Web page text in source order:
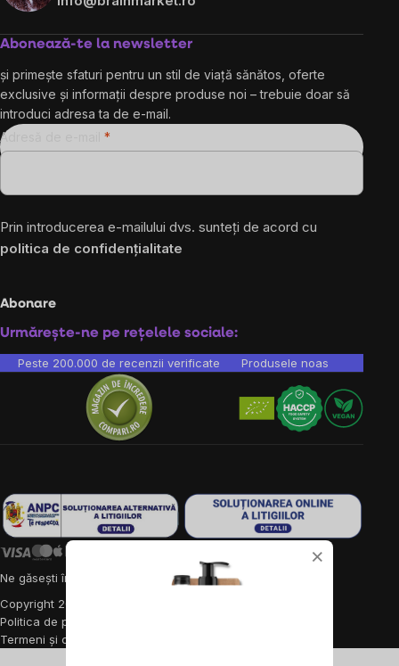
Abonează-te la newsletter
și primește sfaturi pentru un stil de viață sănătos, oferte
exclusive și informații despre produse noi – trebuie doar să
introduci adresa ta de e-mail.
Adresă de e-mail
Prin introducerea e-mailului dvs. sunteți de acord cu
politica de confidențialitate
Abonare
Urmărește-ne pe rețelele sociale:
Peste 200.000 de recenzii verificate Produsele noastre sunt
Ne găsești în 9 țări din Europa:
RO
Copyright 2026
Politica de prelucrare a datelor cu caracter personal
Termeni și condiții
×